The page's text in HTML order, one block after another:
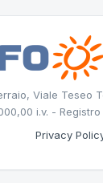
Viale Teseo
i.v. -
Privacy